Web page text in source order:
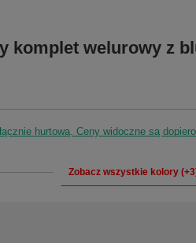
komplet welurowy z
hurtową. Ceny widoczne są
Zobacz wszystkie kolory